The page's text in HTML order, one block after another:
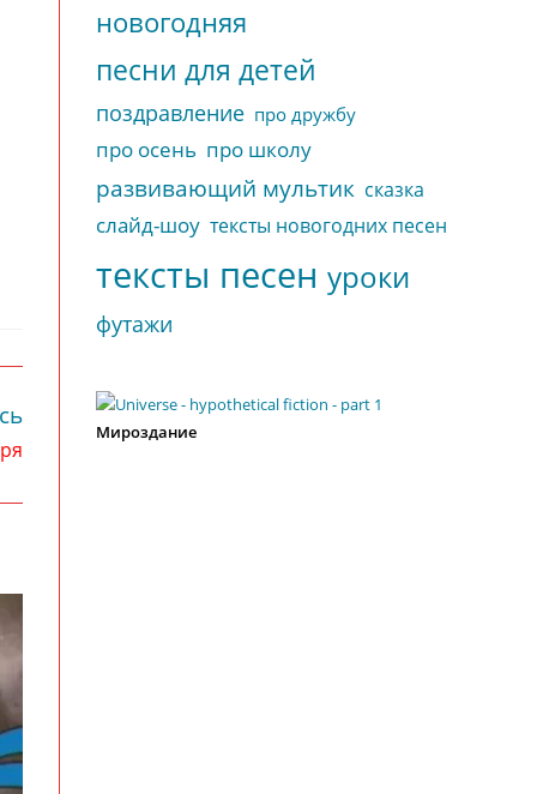
новогодняя
песни для детей
поздравление про дружбу
про осень про школу
развивающий мультик сказка
слайд-шоу тексты новогодних песен
тексты песен уроки
футажи
Мироздание